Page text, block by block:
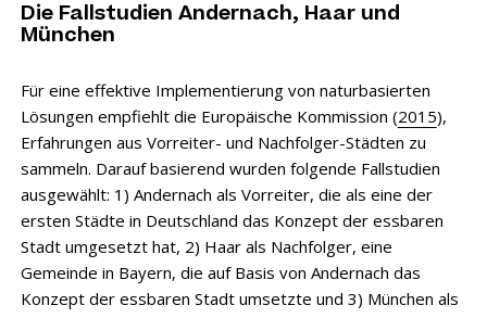
Die Fallstudien Andernach, Haar und
München
Für eine effektive Implementierung von naturbasierten
Lösungen empfiehlt die Europäische Kommission (2015),
Erfahrungen aus Vorreiter- und Nachfolger-Städten zu
sammeln. Darauf basierend wurden folgende Fallstudien
ausgewählt: 1) Andernach als Vorreiter, die als eine der
ersten Städte in Deutschland das Konzept der essbaren
Stadt umgesetzt hat, 2) Haar als Nachfolger, eine
Gemeinde in Bayern, die auf Basis von Andernach das
Konzept der essbaren Stadt umsetzte und 3) München als